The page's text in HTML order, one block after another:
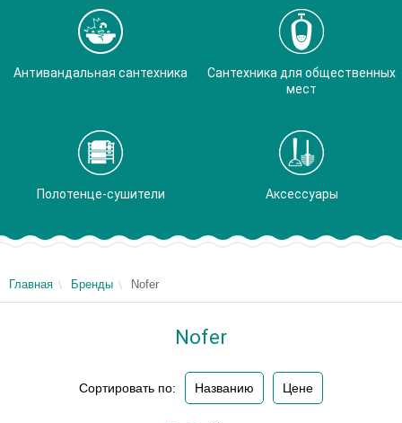
Антивандальная сантехника
Сантехника для общественных
мест
Полотенце-сушители Аксессуары
Главная Бренды Nofer
Nofer
Сортировать по: Названию Цене